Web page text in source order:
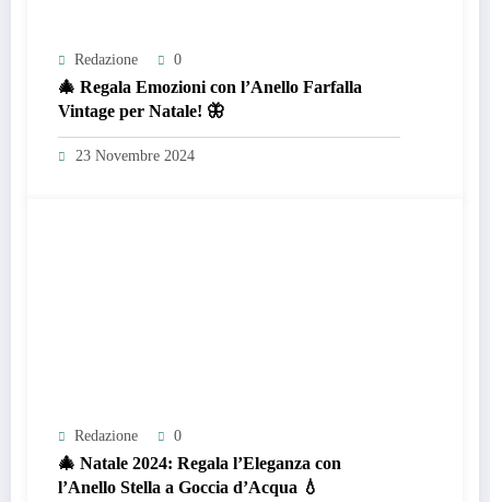
Redazione 0
🎄 Regala Emozioni con l’Anello Farfalla
Vintage per Natale! 🦋
23 Novembre 2024
Redazione 0
🎄 Natale 2024: Regala l’Eleganza con
l’Anello Stella a Goccia d’Acqua 💧